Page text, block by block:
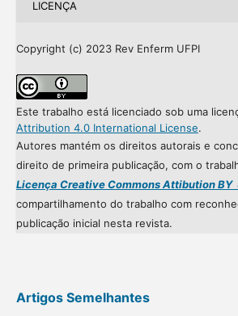
LICENÇA
Copyright (c) 2023 Rev Enferm UFPI
Este trabalho está licenciado sob uma
Attribution 4.0 International License.
Autores mantém os direitos autorais e
direito de primeira publicação, com o
Licença Creative Commons Attibution BY
compartilhamento do trabalho com
publicação inicial nesta revista.
Artigos Semelhantes